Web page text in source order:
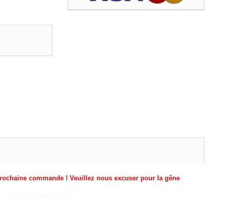
commande ! Veuillez nous excuser pour la gêne